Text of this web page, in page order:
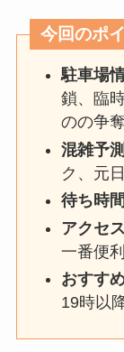
今回のポ
駐車場
鎖、臨
のの争
混雑予測
ク、元
待ち時間
アクセス
一番便利
おすす
19時以